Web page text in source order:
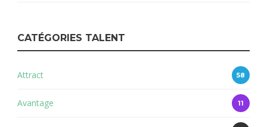
CATÉGORIES TALENT
Attract 58
Avantage 11